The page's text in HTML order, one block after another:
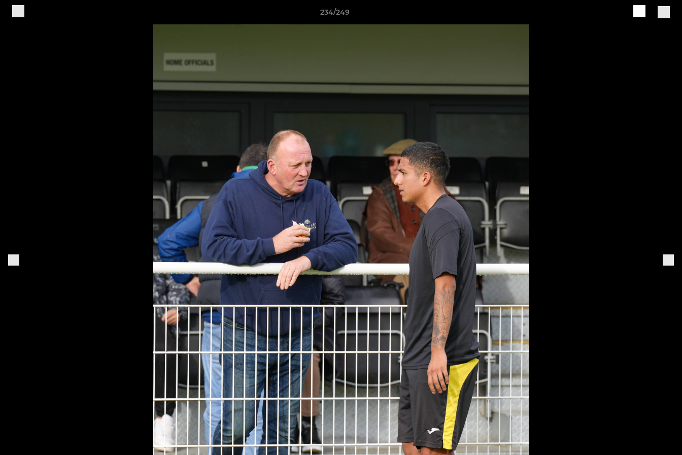
234/249